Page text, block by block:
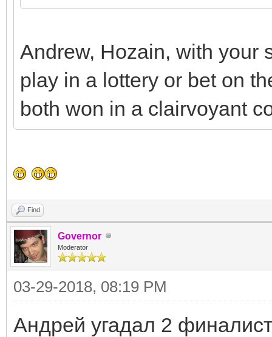
Andrew, Hozain, with your
play in a lottery or bet on
both won in a clairvoyant
Find
Governor
Moderator
03-29-2018, 08:19 PM
Андрей угадал 2